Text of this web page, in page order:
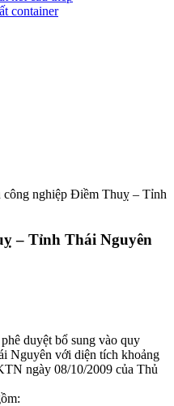
container
công nghiệp Điềm Thuỵ – Tỉnh
– Tỉnh Thái Nguyên
duyệt bổ sung vào quy
Nguyên với diện tích khoảng
ngày 08/10/2009 của Thủ